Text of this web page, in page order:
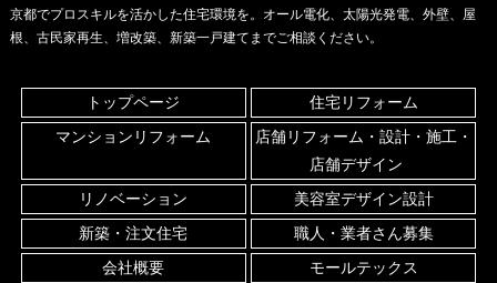
京都でプロスキルを活かした住宅環境を。オール電化、太陽光発電、外壁、屋
根、古民家再生、増改築、新築一戸建てまでご相談ください。
トップページ
住宅リフォーム
マンションリフォーム
店舗リフォーム・設計・施工・
店舗デザイン
リノベーション
美容室デザイン設計
新築・注文住宅
職人・業者さん募集
会社概要
モールテックス